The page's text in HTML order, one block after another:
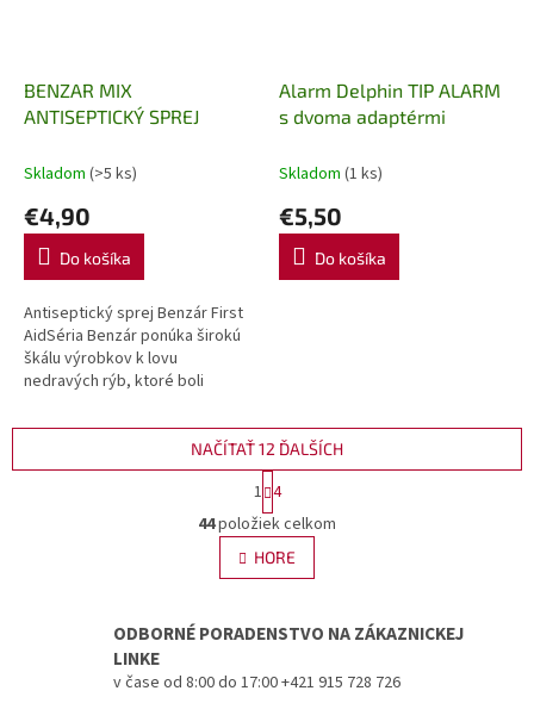
BENZAR MIX
ANTISEPTICKÝ SPREJ
Skladom (>5 ks)
€4,90
Do košíka
Antiseptický sprej Benzár First
AidSéria Benzár ponúka širokú
škálu výrobkov k lovu
nedravých rýb, ktoré boli
dlhoročného pretekárskeho
Alarm Delphin TIP ALARM
s dvoma adaptérmi
Skladom (1 ks)
€5,50
Do košíka
O
v
l
á
a
c
i
e
NAČÍTAŤ 12 ĎALŠÍCH
t
r
á
n
k
a
i
1 4
44položiek celkom
HORE
ODBORNÉ PORADENSTVO NA ZÁKAZNICKEJ
LINKE
v čase od 8:00 do 17:00 +421 915 728 726